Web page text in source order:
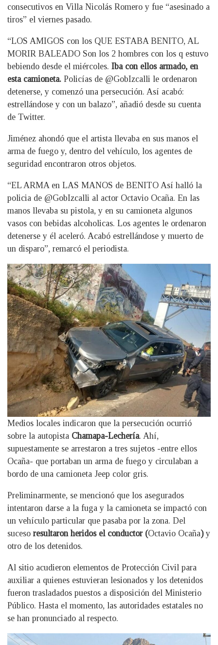
consecutivos en Villa Nicolás Romero y fue “asesinado a
tiros” el viernes pasado.
“LOS AMIGOS con los QUE ESTABA BENITO, AL
MORIR BALEADO Son los 2 hombres con los q estuvo
bebiendo desde el miércoles. Iba con ellos armado, en
esta camioneta. Policías de @GobIzcalli le ordenaron
detenerse, y comenzó una persecución. Así acabó:
estrellándose y con un balazo”, añadió desde su cuenta
de Twitter.
Jiménez ahondó que el artista llevaba en sus manos el
arma de fuego y, dentro del vehículo, los agentes de
seguridad encontraron otros objetos.
“EL ARMA en LAS MANOS de BENITO Así halló la
policia de @GobIzcalli al actor Octavio Ocaña. En las
manos llevaba su pistola, y en su camioneta algunos
vasos con bebidas alcoholicas. Los agentes le ordenaron
detenerse y él aceleró. Acabó estrellándose y muerto de
un disparo”, remarcó el periodista.
Medios locales indicaron que la persecución ocurrió
sobre la autopista Chamapa-Lechería. Ahí,
supuestamente se arrestaron a tres sujetos -entre ellos
Ocaña- que portaban un arma de fuego y circulaban a
bordo de una camioneta Jeep color gris.
Preliminarmente, se mencionó que los asegurados
intentaron darse a la fuga y la camioneta se impactó con
un vehículo particular que pasaba por la zona. Del
suceso resultaron heridos el conductor (Octavio Ocaña) y
otro de los detenidos.
Al sitio acudieron elementos de Protección Civil para
auxiliar a quienes estuvieran lesionados y los detenidos
fueron trasladados puestos a disposición del Ministerio
Público. Hasta el momento, las autoridades estatales no
se han pronunciado al respecto.